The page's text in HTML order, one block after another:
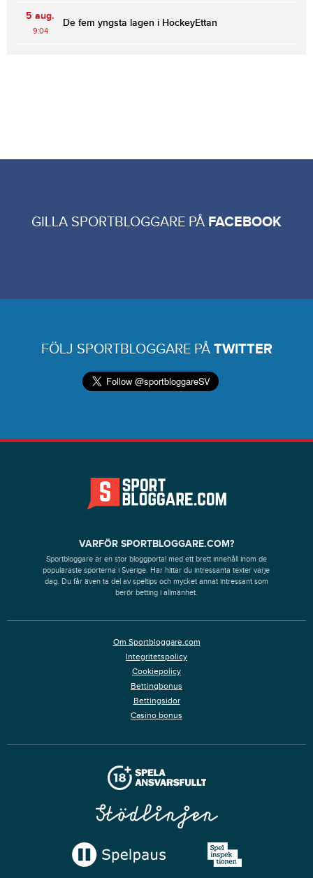
5 aug.
9:04
De fem yngsta lagen i HockeyEttan
GILLA SPORTBLOGGARE PÅ FACEBOOK
FÖLJ SPORTBLOGGARE PÅ TWITTER
VARFÖR SPORTBLOGGARE.COM?
Sportbloggare är en stor bloggportal med ett brett innehåll inom de
populäraste sporterna i Sverige. Här hittar du intressanta texter varje
dag. Du får även ta del av speltips och mycket annat intressant som
berör betting i allmänhet.
Om Sportbloggare.com
Integritetspolicy
Cookiepolicy
Bettingbonus
Bettingsidor
Casino bonus